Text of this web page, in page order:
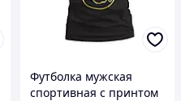
Футболка мужская
спортивная с принтом